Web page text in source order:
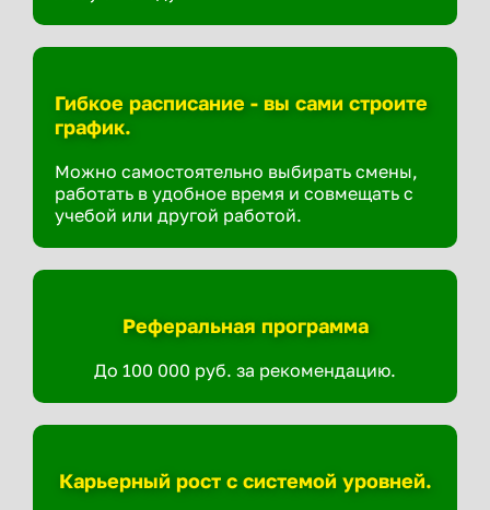
Гибкое расписание - вы сами строите
график.
Можно самостоятельно выбирать смены,
работать в удобное время и совмещать с
учебой или другой работой.
Реферальная программа
До 100 000 руб. за рекомендацию.
Карьерный рост с системой уровней.